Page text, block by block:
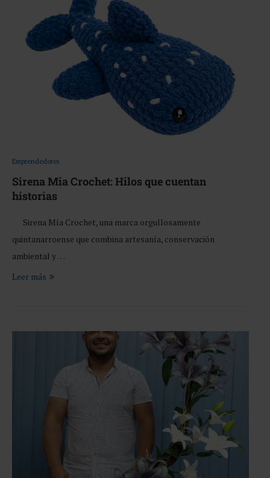
Emprendedores
Sirena Mia Crochet: Hilos que cuentan
historias
Sirena Mía Crochet, una marca orgullosamente
quintanarroense que combina artesanía, conservación
ambiental y …
Leer más